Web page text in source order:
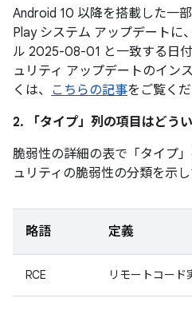
Android 10 以降を搭載した一
Play システム アップデートに
ル 2025-08-01 と一致する日
ュリティ アップデートのイン
くは、 こちらの記事をご覧くだ
2. 「タイプ」 列の項目はどう
脆弱性の詳細の表で「タイプ」
ュリティの脆弱性の分類を示し
略語 定義
RCE リモートコード